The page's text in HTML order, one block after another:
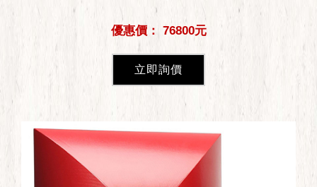
優惠價： 76800元
立即詢價